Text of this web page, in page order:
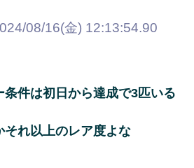
08/16(金) 12:13:54.90
条件は初日から達成で3匹いる
それ以上のレア度よな